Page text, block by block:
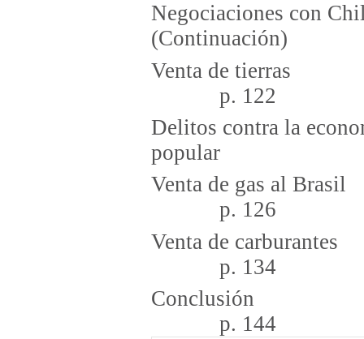
Negociaciones con
Venta
p. 122
Delitos contra la
popular
Venta
p. 126
Venta
p. 134
p. 144